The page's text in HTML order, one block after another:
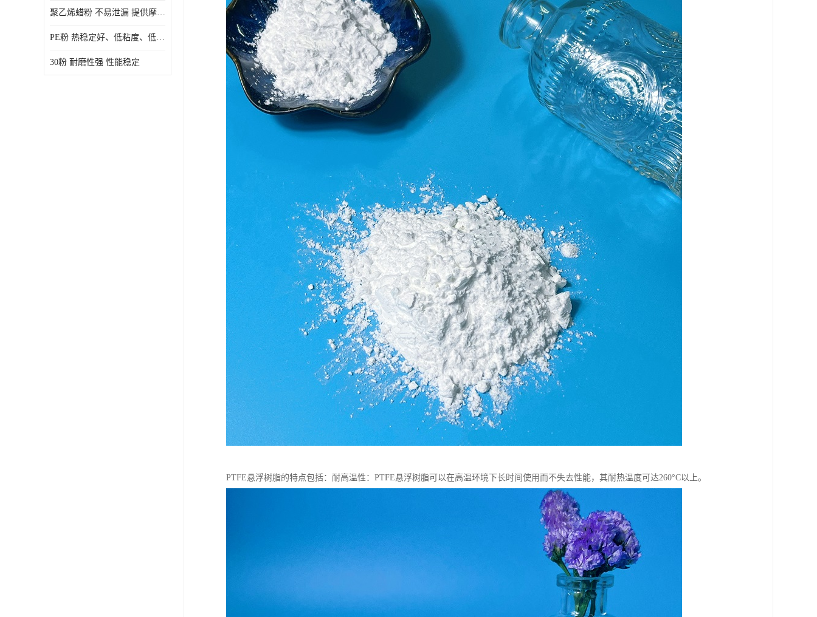
聚乙烯蜡粉 不易泄漏 提供摩擦减少和润滑性能
PE粉 热稳定好、低粘度、低熔点
30粉 耐磨性强 性能稳定
PTFE悬浮树脂的特点包括：耐高温性：PTFE悬浮树脂可以在高温环境下长时间使用而不失去性能，其耐热温度可达260°C以上。